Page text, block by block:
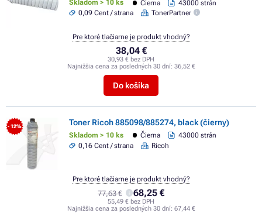
Skladom > 10 ks Čierna
43000 strán
0,09 Cent / strana
TonerPartner
38,04 €
30,93 € bez DPH
Najnižšia cena za posledných 30 dní: 36,52 €
Do košíka
Pre ktoré tlačiarne je produkt vhodný?
- 12% Toner Ricoh 885098/885274, black (čierny)
Skladom > 10 ks Čierna
43000 strán
0,16 Cent / strana
Ricoh
77,63 € 68,25 €
55,49 € bez DPH
Najnižšia cena za posledných 30 dní: 67,44 €
Pre ktoré tlačiarne je produkt vhodný?